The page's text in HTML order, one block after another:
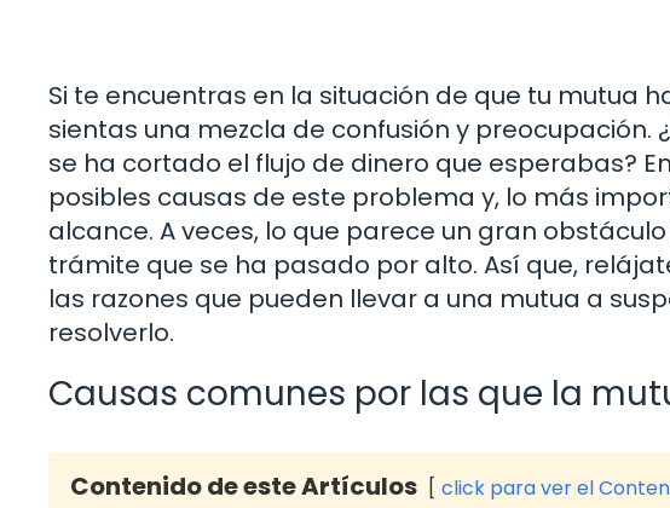
Si te encuentras en la situación de que tu mutua
sientas una mezcla de confusión y preocupación.
se ha cortado el flujo de dinero que esperabas?
posibles causas de este problema y, lo más
alcance. A veces, lo que parece un gran
trámite que se ha pasado por alto. Así que,
las razones que pueden llevar a una mutua a
resolverlo.
Causas comunes por las que la
Contenido de este Artículos click para ver el